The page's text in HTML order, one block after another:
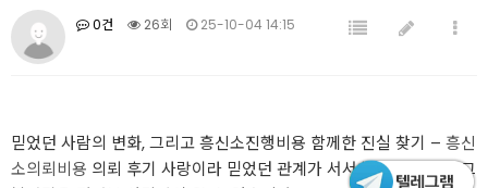
0건 26회 25-10-04 14:15
믿었던 사람의 변화, 그리고 흥신소진행비용 함께한 진실 찾기 – 흥신
소의뢰비용 의뢰 후기 사랑이라 믿었던 관계가 서서히 변해간다면, 그